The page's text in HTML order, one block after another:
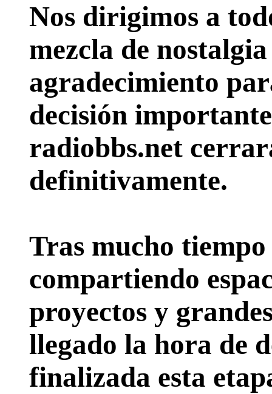
Nos dirigimos a
mezcla de
agradecimiento
decisión
radiobbs.net
definitivamente.
Tras mucho
compartiendo
proyectos y
llegado la hora de
finalizada esta